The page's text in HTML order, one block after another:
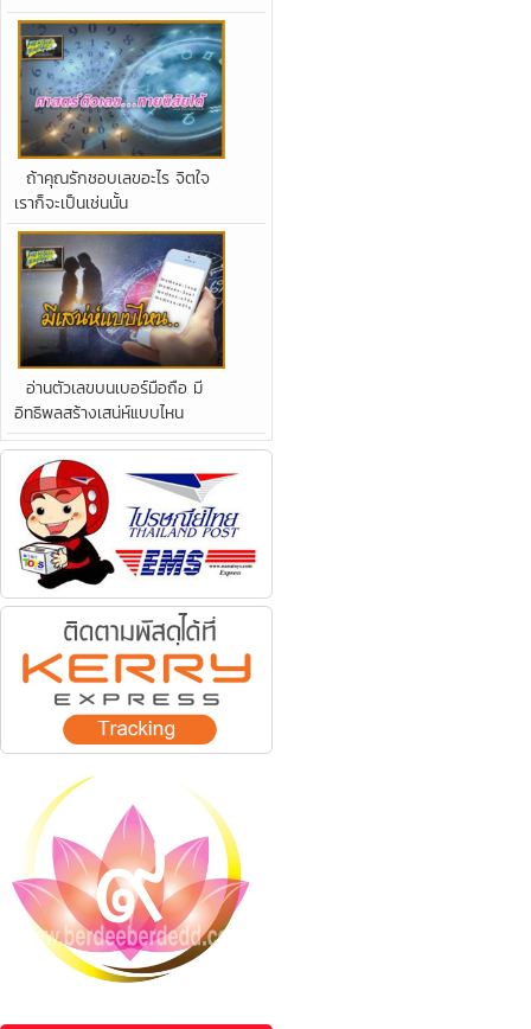
ถ้าคุณรักชอบเลขอะไร จิตใจ
เราก็จะเป็นเช่นนั้น
อ่านตัวเลขบนเบอร์มือถือ มี
อิทธิพลสร้างเสน่ห์แบบไหน